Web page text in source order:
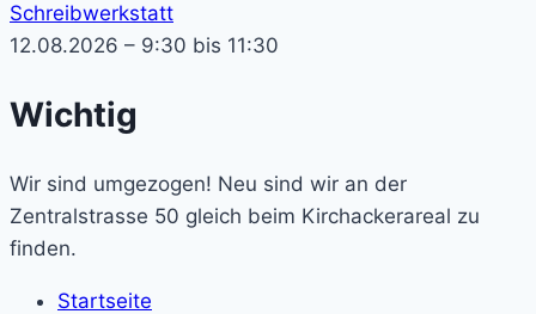
Schreibwerkstatt
12.08.2026 – 9:30 bis 11:30
Wichtig
Wir sind umgezogen! Neu sind wir an der
Zentralstrasse 50 gleich beim Kirchackerareal zu
finden.
Startseite